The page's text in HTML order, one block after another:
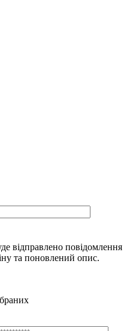
відправлено повідомлення
та поновлений опис.